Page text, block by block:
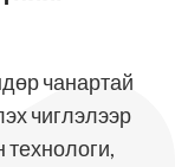
чанартай
чиглэлээр
технологи,